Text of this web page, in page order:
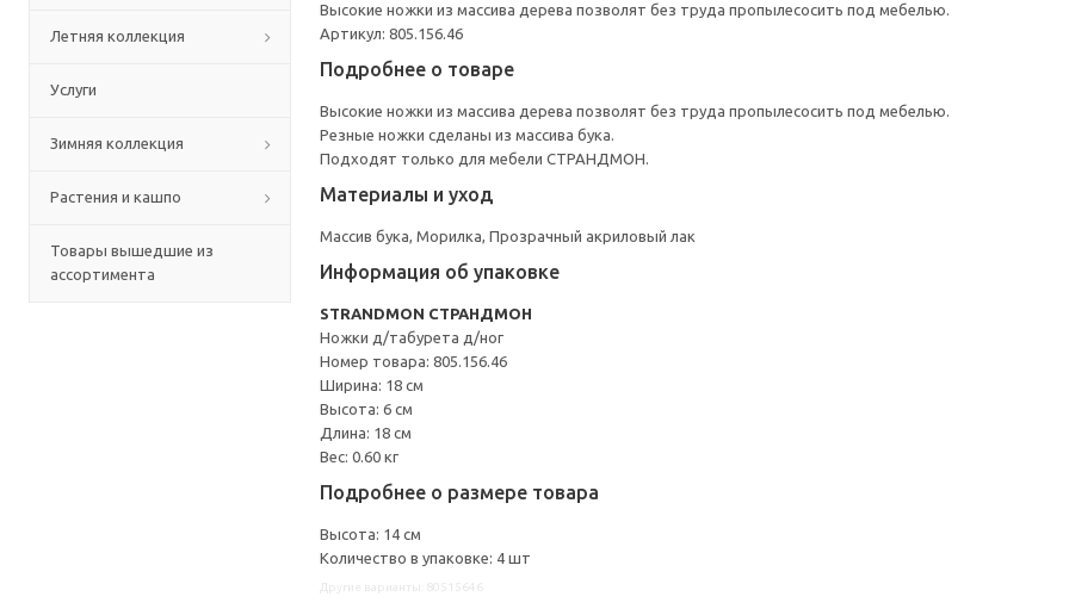
Летняя коллекция
Услуги
Зимняя коллекция
Растения и кашпо
Товары вышедшие из
ассортимента
Высокие ножки из массива дерева позволят без труда пропылесосить под мебелью.
Артикул: 805.156.46
Подробнее о товаре
Высокие ножки из массива дерева позволят без труда пропылесосить под мебелью.
Резные ножки сделаны из массива бука.
Подходят только для мебели СТРАНДМОН.
Материалы и уход
Массив бука, Морилка, Прозрачный акриловый лак
Информация об упаковке
STRANDMON СТРАНДМОН
Ножки д/табурета д/ног
Номер товара: 805.156.46
Ширина: 18 см
Высота: 6 см
Длина: 18 см
Вес: 0.60 кг
Подробнее о размере товара
Высота: 14 см
Количество в упаковке: 4 шт